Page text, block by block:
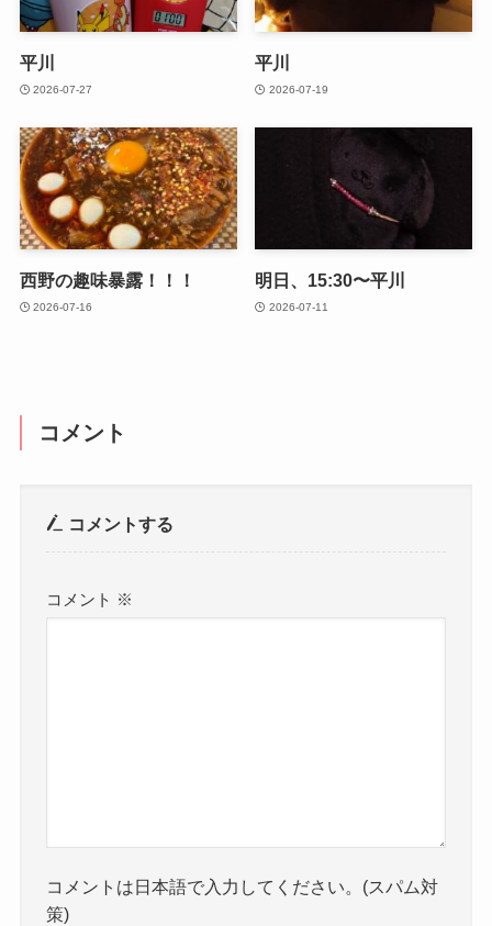
平川
2026-07-27
平川
2026-07-19
西野の趣味暴露！！！
2026-07-16
明日、15:30〜平川
2026-07-11
コメント
コメントする
コメント ※
コメントは日本語で入力してください。(スパム対
策)